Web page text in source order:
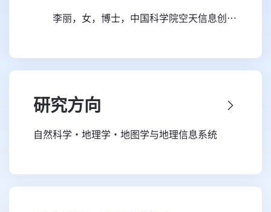
李丽，女，博士，中国科学院空天信息创新
碳循环及全球变化关键参数光合有效辐射、光合
法研究。提出了极轨与静止卫星相结合的全天候
散射辐射的植被光合有效辐射吸收比例解析模
研究方向
自然科学·地理学·地图学与地理信息系统